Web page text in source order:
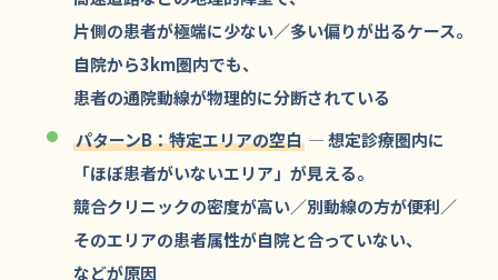
片側の患者が極端に少ない／多い偏りが出るケース。
自院から3km圏内でも、
患者の通院動線が物理的に分断されている
パターンB：特定エリアの空白 — 想定診療圏内に
「ほぼ患者がいないエリア」が見える。
競合クリニックの密度が高い／別動線の方が便利／
そのエリアの患者属性が自院と合っていない、
などが原因